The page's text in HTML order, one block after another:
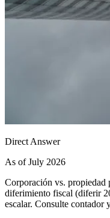
Direct Answer
As of July 2026
Corporación vs. propiedad
diferimiento fiscal (diferir
escalar. Consulte contador